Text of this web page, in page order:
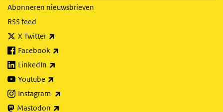
Abonneren nieuwsbrieven
RSS feed
X Twitter
Facebook
LinkedIn
Youtube
Instagram
Mastodon